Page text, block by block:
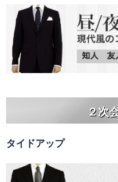
２次
タイドアップ